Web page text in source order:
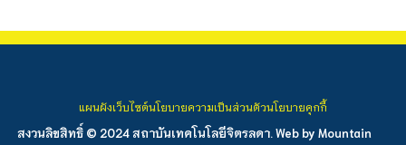
สงวนลิขสิทธิ์ © 2024 สถาบันเทคโนโลยีจิตรลดา. Web by Mountain
แผนผังเว็บไซต์นโยบายความเป็นส่วนตัวนโยบายคุกกี้